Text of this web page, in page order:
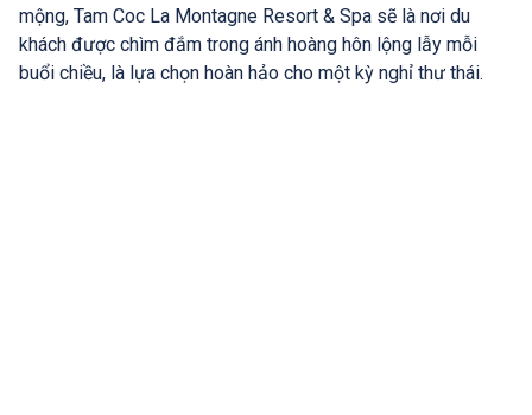
mộng, Tam Coc La Montagne Resort & Spa sẽ là nơi du
khách được chìm đắm trong ánh hoàng hôn lộng lẫy mỗi
buổi chiều, là lựa chọn hoàn hảo cho một kỳ nghỉ thư thái.